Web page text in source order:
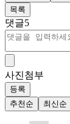
목록
댓글5
사진첨부
등록
추천순
최신순